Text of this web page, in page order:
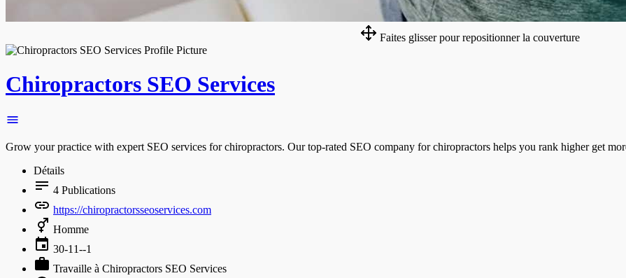
Faites glisser pour repositionner la couverture
Chiropractors SEO Services
Grow your practice with expert SEO services for chiropractors. Our top-rated SEO company for chiropractors helps you rank higher get
Détails
4 Publications
https://chiropractorsseoservices.com
Homme
30-11--1
Travaille à Chiropractors SEO Services